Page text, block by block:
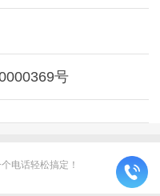
号
电话轻松搞定！